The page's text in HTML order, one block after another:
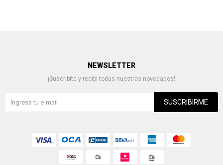
NEWSLETTER
¡Suscribite y recibí todas nuestras novedades!
SUSCRIBIRME